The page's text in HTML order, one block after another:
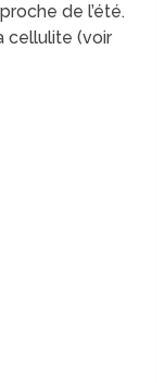
de l’été.
cellulite (voir